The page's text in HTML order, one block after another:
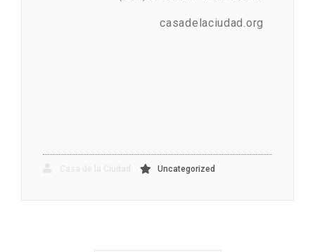
casadelaciudad.org
Uncategorized